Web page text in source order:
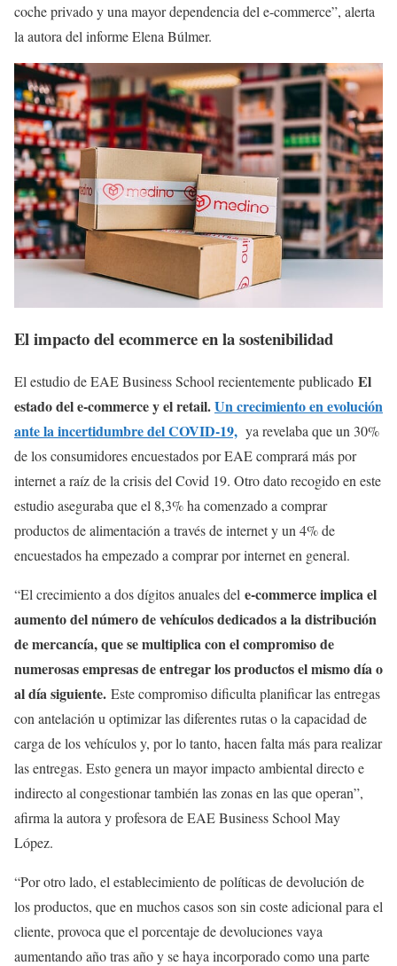
coche privado y una mayor dependencia del e-commerce”, alerta
la autora del informe Elena Búlmer.
El impacto del ecommerce en la sostenibilidad
El estudio de EAE Business School recientemente publicado El
estado del e-commerce y el retail.Un crecimiento en evolución
ante la incertidumbre del COVID-19, ya revelaba que un 30%
de los consumidores encuestados por EAE comprará más por
internet a raíz de la crisis del Covid 19. Otro dato recogido en este
estudio aseguraba que el 8,3% ha comenzado a comprar
productos de alimentación a través de internet y un 4% de
encuestados ha empezado a comprar por internet en general.
“El crecimiento a dos dígitos anuales del e-commerce implica el
aumento del número de vehículos dedicados a la distribución
de mercancía, que se multiplica con el compromiso de
numerosas empresas de entregar los productos el mismo día o
al día siguiente. Este compromiso dificulta planificar las entregas
con antelación u optimizar las diferentes rutas o la capacidad de
carga de los vehículos y, por lo tanto, hacen falta más para realizar
las entregas. Esto genera un mayor impacto ambiental directo e
indirecto al congestionar también las zonas en las que operan”,
afirma la autora y profesora de EAE Business School May
López.
“Por otro lado, el establecimiento de políticas de devolución de
los productos, que en muchos casos son sin coste adicional para el
cliente, provoca que el porcentaje de devoluciones vaya
aumentando año tras año y se haya incorporado como una parte